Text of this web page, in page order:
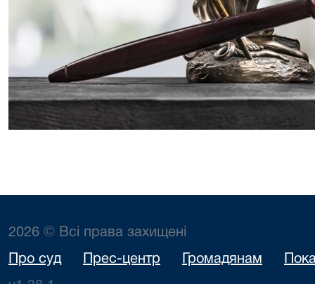
2026 © Всі права захищені
Про суд Прес-центр Громадянам